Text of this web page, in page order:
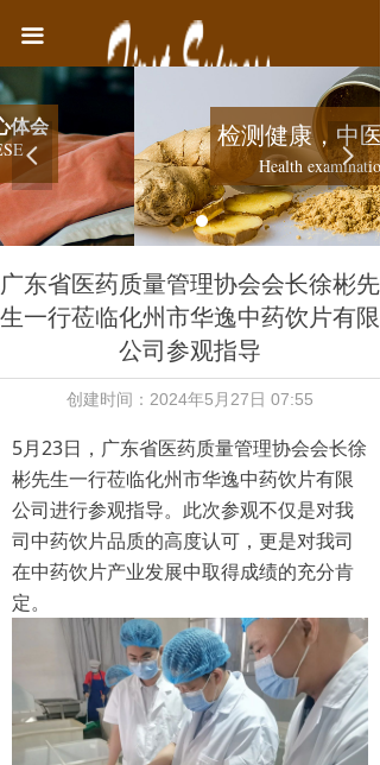
끀
首页
中医院简介
医疗业务
健康教育
联系我们
检测健康，中医有方
Health examination
넳 넲
广东省医药质量管理协会会长徐彬先
生一行莅临化州市华逸中药饮片有限
公司参观指导
5月23日，广东省医药质量管理协会会长徐
彬先生一行莅临化州市华逸中药饮片有限
公司进行参观指导。此次参观不仅是对我
司中药饮片品质的高度认可，更是对我司
在中药饮片产业发展中取得成绩的充分肯
定。
创建时间： 2024年5月27日 07:55